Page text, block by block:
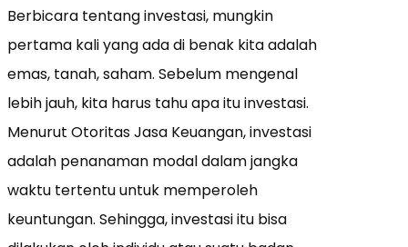
Berbicara tentang investasi, mungkin
pertama kali yang ada di benak kita adalah
emas, tanah, saham. Sebelum mengenal
lebih jauh, kita harus tahu apa itu investasi.
Menurut Otoritas Jasa Keuangan, investasi
adalah penanaman modal dalam jangka
waktu tertentu untuk memperoleh
keuntungan. Sehingga, investasi itu bisa